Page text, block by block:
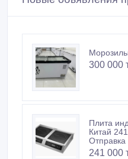
300 000
Плита
Китай
Отправка
241 000